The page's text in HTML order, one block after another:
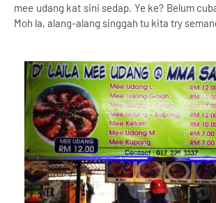
mee udang kat sini sedap. Ye ke? Belum
Moh la, alang-alang singgah tu kita try